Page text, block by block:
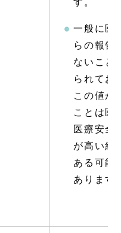
す。
一般に医
らの報告
ないこと
られてお
この値が
ことは医
医療安全
が高い組
ある可能
あります